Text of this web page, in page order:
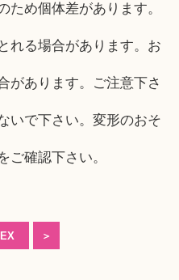
め個体差があります。
れる場合があります。お
があります。ご注意下さ
いで下さい。変形のおそ
確認下さい。
＞